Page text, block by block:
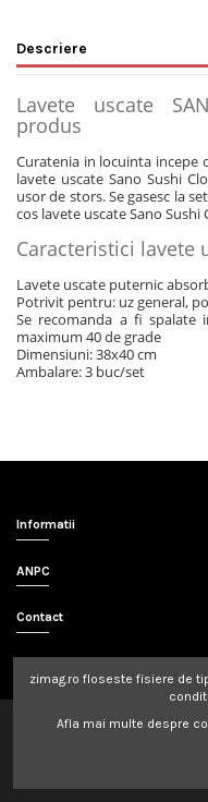
Descriere
Lavete uscate
produs
Curatenia in locuinta incepe
lavete uscate Sano Sushi
usor de stors. Se gasesc la
cos lavete uscate Sano
Caracteristici lavete
Lavete uscate puternic
Potrivit pentru: uz general,
Se recomanda a fi spalate
maximum 40 de grade
Dimensiuni: 38x40 cm
Ambalare: 3 buc/set
Informatii
ANPC
Contact
-
zimag.ro floseste fisiere de
Afla mai multe despre